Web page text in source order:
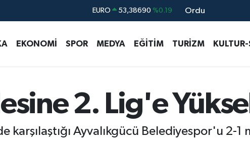
STERLİN 61,60380 %0.18
BİST100 14.598,00 %0
53,38690 %0.19
Ordu
EKONOMİ SPOR MEDYA EĞİTİM TURİZM
2. Lig'e
karşılaştığı Ayvalıkgücü Belediyespor'u 2-